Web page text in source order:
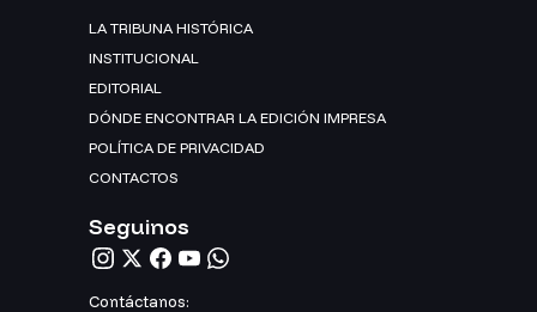
LA TRIBUNA HISTÓRICA
INSTITUCIONAL
EDITORIAL
DÓNDE ENCONTRAR LA EDICIÓN IMPRESA
POLÍTICA DE PRIVACIDAD
CONTACTOS
Seguinos
Contáctanos: